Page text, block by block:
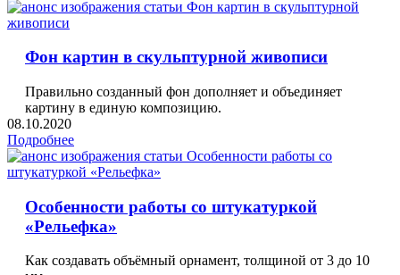
Фон картин в скульптурной живописи
Правильно созданный фон дополняет и объединяет
картину в единую композицию.
08.10.2020
Подробнее
Особенности работы со штукатуркой
«Рельефка»
Как создавать объёмный орнамент, толщиной от 3 до 10